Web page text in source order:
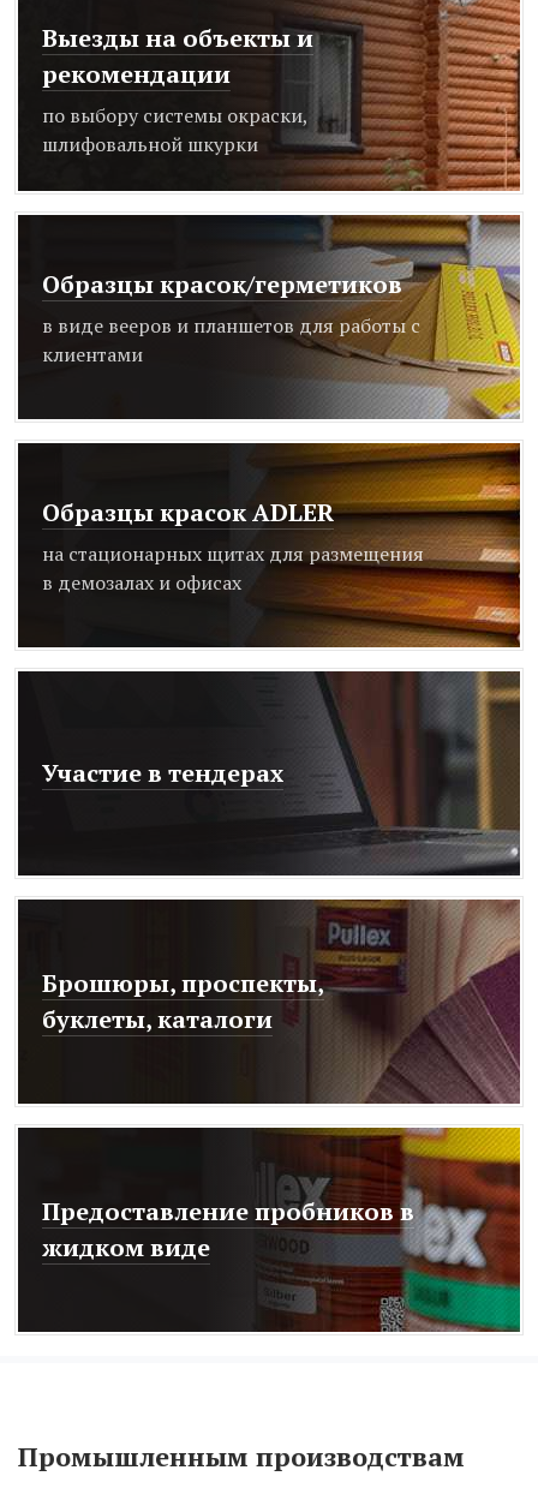
Выезды на объекты и
рекомендации
по выбору системы окраски,
шлифовальной шкурки
Образцы красок/герметиков
в виде вееров и планшетов для работы с
клиентами
Образцы красок ADLER
на стационарных щитах для размещения
в демозалах и офисах
Участие в тендерах
Брошюры, проспекты,
буклеты, каталоги
Предоставление пробников в
жидком виде
Промышленным производствам